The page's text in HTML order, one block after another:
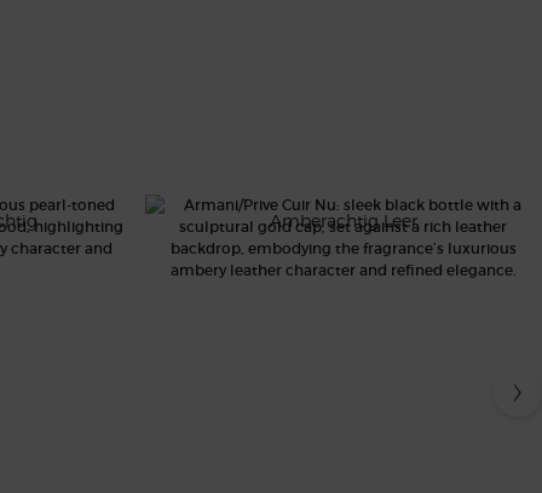
Amberachtig Leer